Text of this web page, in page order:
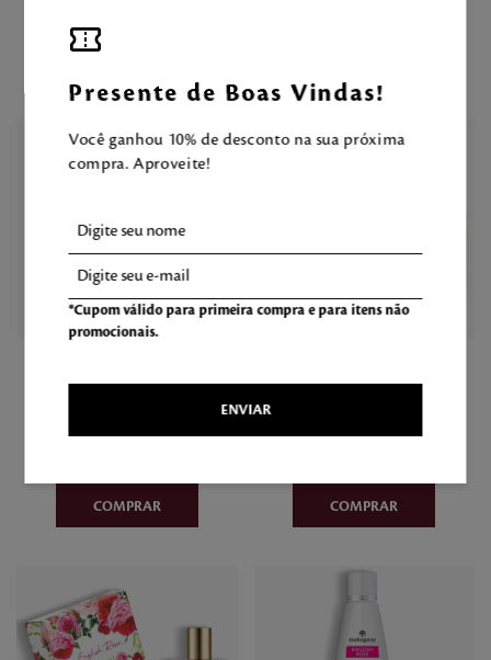
Presente de Boas Vindas!
Você ganhou 10% de desconto na sua próxima
compra. Aproveite!
*Cupom válido para primeira compra e para itens não
promocionais.
ENVIAR